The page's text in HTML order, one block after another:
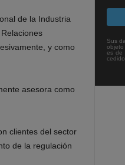
de la Industria
y como
asesora como
clientes del sector
de la regulación
Sus
objeto
es de